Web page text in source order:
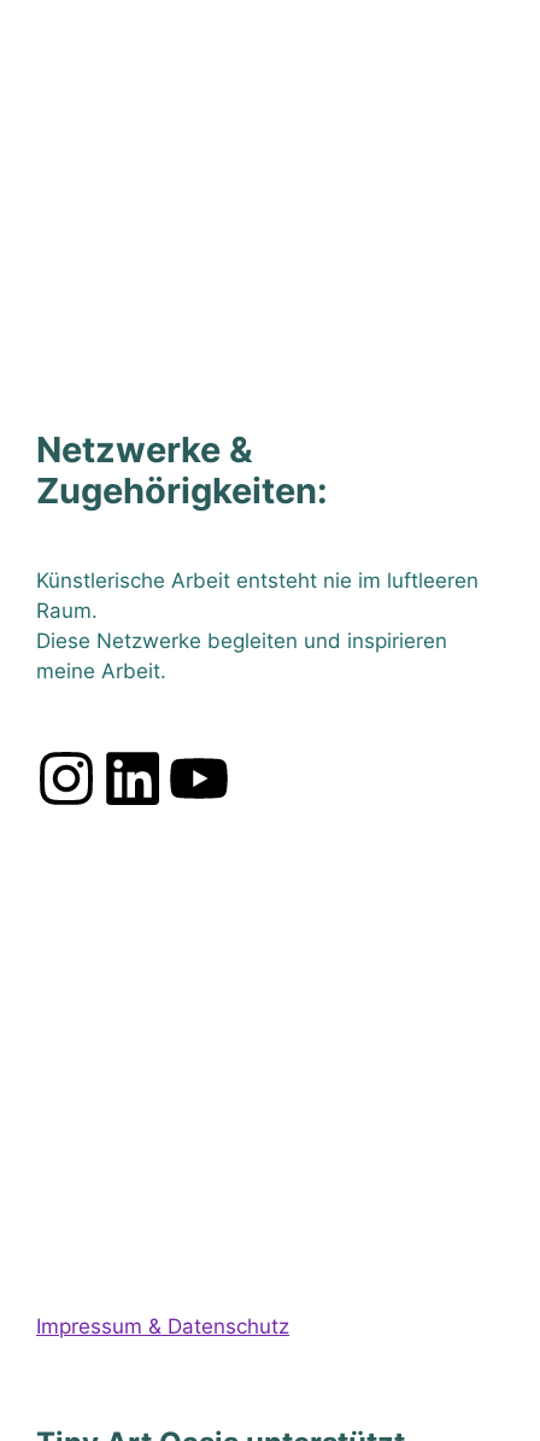
Netzwerke &
Zugehörigkeiten:
Künstlerische Arbeit entsteht nie im luftleeren
Raum.
Diese Netzwerke begleiten und inspirieren
meine Arbeit.
Impressum & Datenschutz